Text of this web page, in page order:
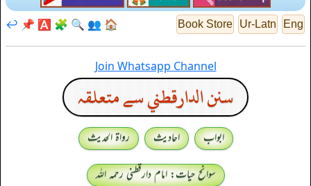
Eng
Ur-Latn
Book Store
🏠
👥
🔍
🧩
🅰️
📌
↩️
Join Whatsapp Channel
سنن الدارقطني سے متعلقہ
ابواب احادیث
رواۃ الحدیث
سوانح حیات: امام دارقطنی رحمہ اللہ